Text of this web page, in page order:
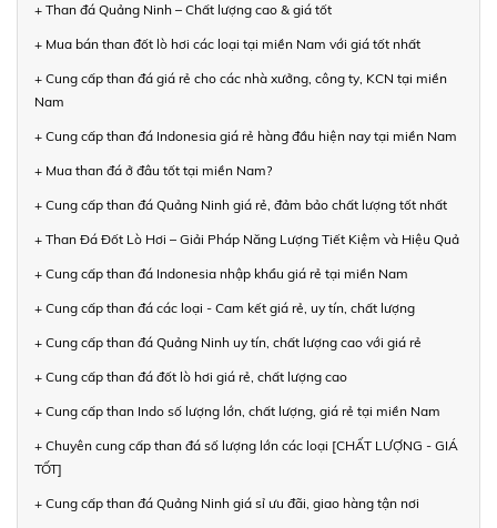
+ Than đá Quảng Ninh – Chất lượng cao & giá tốt
+ Mua bán than đốt lò hơi các loại tại miền Nam với giá tốt nhất
+ Cung cấp than đá giá rẻ cho các nhà xưởng, công ty, KCN tại miền
Nam
+ Cung cấp than đá Indonesia giá rẻ hàng đầu hiện nay tại miền Nam
+ Mua than đá ở đâu tốt tại miền Nam?
+ Cung cấp than đá Quảng Ninh giá rẻ, đảm bảo chất lượng tốt nhất
+ Than Đá Đốt Lò Hơi – Giải Pháp Năng Lượng Tiết Kiệm và Hiệu Quả
+ Cung cấp than đá Indonesia nhập khẩu giá rẻ tại miền Nam
+ Cung cấp than đá các loại - Cam kết giá rẻ, uy tín, chất lượng
+ Cung cấp than đá Quảng Ninh uy tín, chất lượng cao với giá rẻ
+ Cung cấp than đá đốt lò hơi giá rẻ, chất lượng cao
+ Cung cấp than Indo số lượng lớn, chất lượng, giá rẻ tại miền Nam
+ Chuyên cung cấp than đá số lượng lớn các loại [CHẤT LƯỢNG - GIÁ
TỐT]
+ Cung cấp than đá Quảng Ninh giá sỉ ưu đãi, giao hàng tận nơi